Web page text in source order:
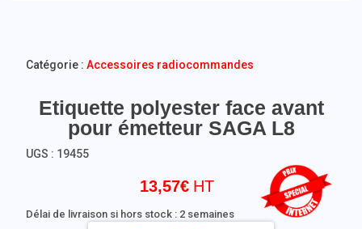
Etiquette polyester face avant
pour émetteur SAGA L8
13,57€
Délai de livraison si hors stock : 2 semaines
UGS : 19455
Catégorie :Accessoires radiocommandes